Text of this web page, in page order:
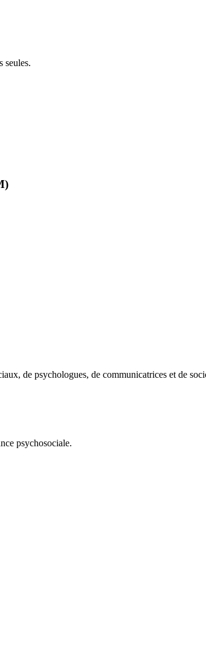
seules.
de psychologues, de communicatrices et de
psychosociale.